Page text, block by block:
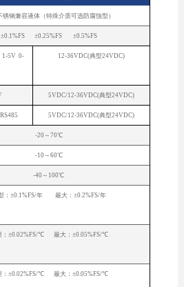
锈钢兼容液体（特殊介质可选防腐蚀型）
±0.1%FS ±0.25%FS ±0.5%FS
5V 0- 12-36VDC(典型24VDC)
5VDC/12-36VDC(典型24VDC)
5VDC/12-36VDC(典型24VDC)
-20～70℃
-10～60℃
-40～100℃
：±0.1%FS/年 最大：±0.2%FS/年
：±0.02%FS/℃ 最大：±0.05%FS/℃
：±0.02%FS/℃ 最大：±0.05%FS/℃